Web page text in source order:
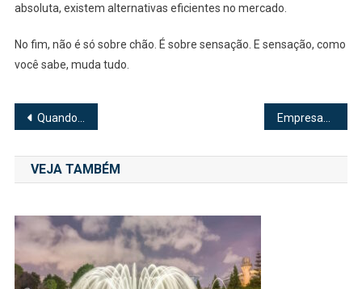
absoluta, existem alternativas eficientes no mercado.
No fim, não é só sobre chão. É sobre sensação. E sensação, como
você sabe, muda tudo.
Navegação
de
Post
Quando o Implante Capilar Masculino é Necessário
VEJA TAMBÉM